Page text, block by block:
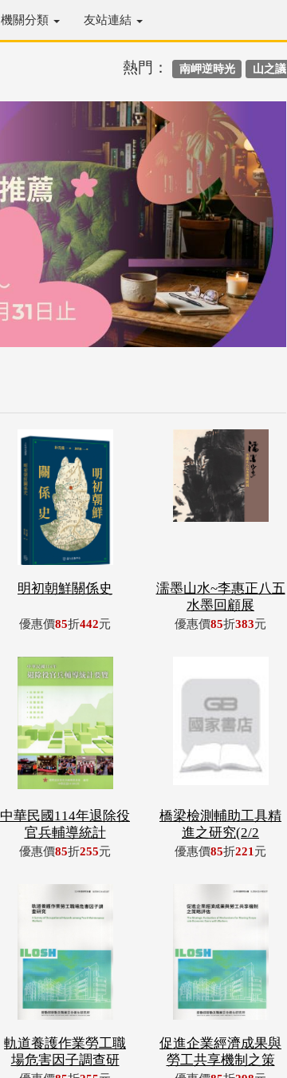
機關分類 友站連結
熱門： 南岬逆時光 山之議
明初朝鮮關係史
優惠價85折442元
濡墨山水~李惠正八五
水墨回顧展
優惠價85折383元
中華民國114年退除役
官兵輔導統計
優惠價85折255元
橋梁檢測輔助工具精
進之研究(2/2
優惠價85折221 元
軌道養護作業勞工職
場危害因子調查研
促進企業經濟成果與
勞工共享機制之策